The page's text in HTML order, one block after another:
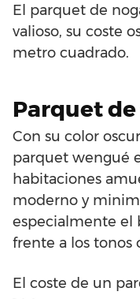
El parquet de
valioso, su coste
metro cuadrado.
Parquet
Con su color
parquet wengué
habitaciones
moderno y
especialmente el
frente a los tonos
El coste de un